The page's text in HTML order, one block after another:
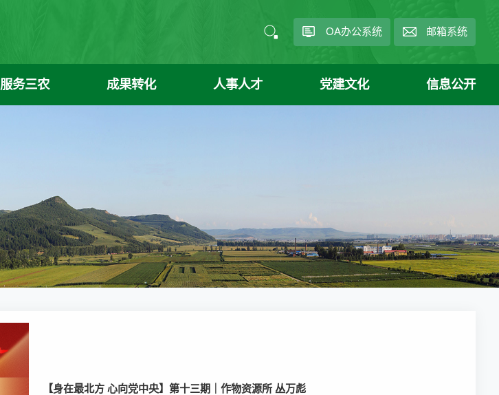
OA办公系统 邮箱系统
服务三农 成果转化 人事人才 党建文化 信息公开
​【身在最北方 心向党中央】第十三期｜作物资源所 丛万彪